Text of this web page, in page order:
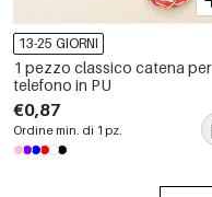
13-25 GIORNI
1 pezzo classico catena per
telefono in PU
€0,87
Ordine min. di 1 pz.